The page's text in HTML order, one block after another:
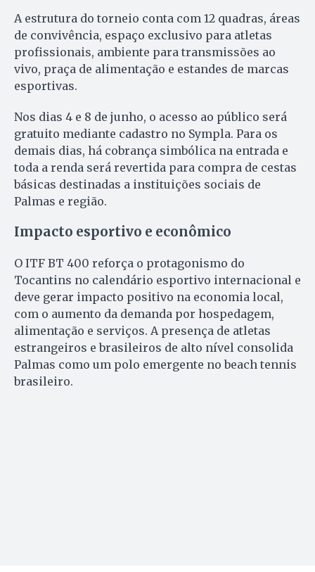
A estrutura do torneio conta com 12 quadras, áreas
de convivência, espaço exclusivo para atletas
profissionais, ambiente para transmissões ao
vivo, praça de alimentação e estandes de marcas
esportivas.
Nos dias 4 e 8 de junho, o acesso ao público será
gratuito mediante cadastro no Sympla. Para os
demais dias, há cobrança simbólica na entrada e
toda a renda será revertida para compra de cestas
básicas destinadas a instituições sociais de
Palmas e região.
Impacto esportivo e econômico
O ITF BT 400 reforça o protagonismo do
Tocantins no calendário esportivo internacional e
deve gerar impacto positivo na economia local,
com o aumento da demanda por hospedagem,
alimentação e serviços. A presença de atletas
estrangeiros e brasileiros de alto nível consolida
Palmas como um polo emergente no beach tennis
brasileiro.